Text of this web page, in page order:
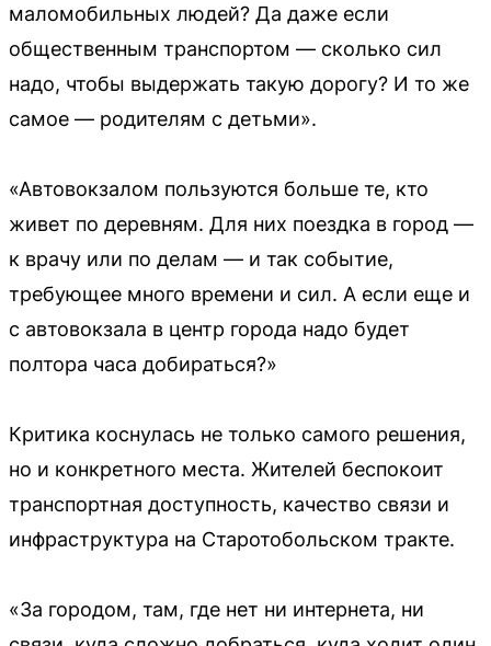
маломобильных людей? Да даже если
общественным транспортом — сколько сил
надо, чтобы выдержать такую дорогу? И то же
самое — родителям с детьми».
«Автовокзалом пользуются больше те, кто
живет по деревням. Для них поездка в город —
к врачу или по делам — и так событие,
требующее много времени и сил. А если еще и
с автовокзала в центр города надо будет
полтора часа добираться?»
Критика коснулась не только самого решения,
но и конкретного места. Жителей беспокоит
транспортная доступность, качество связи и
инфраструктура на Старотобольском тракте.
«За городом, там, где нет ни интернета, ни